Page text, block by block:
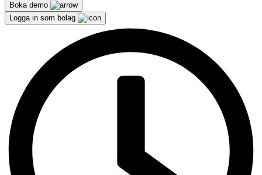
Boka demo
Logga in som bolag